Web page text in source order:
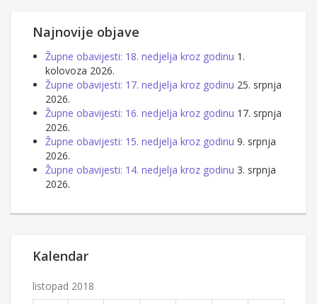
Najnovije objave
Župne obavijesti: 18. nedjelja kroz godinu 1.
kolovoza 2026.
Župne obavijesti: 17. nedjelja kroz godinu 25. srpnja
2026.
Župne obavijesti: 16. nedjelja kroz godinu 17. srpnja
2026.
Župne obavijesti: 15. nedjelja kroz godinu 9. srpnja
2026.
Župne obavijesti: 14. nedjelja kroz godinu 3. srpnja
2026.
Kalendar
listopad 2018